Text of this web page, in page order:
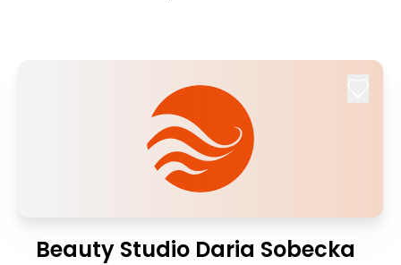
Beauty Studio Daria Sobecka